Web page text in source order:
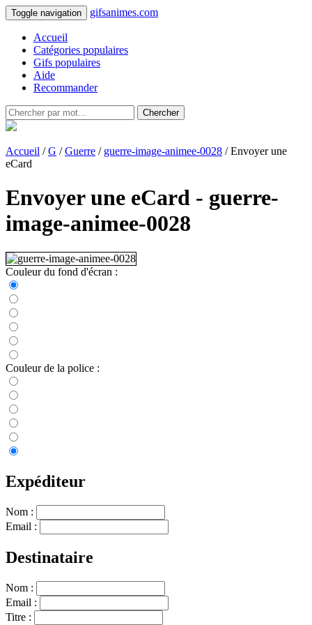
Toggle navigation gifsanimes.com
Accueil
Catégories populaires
Gifs populaires
Aide
Recommander
Chercher
Accueil /G /Guerre / guerre-image-animee-0028 / Envoyer une
eCard
Envoyer une eCard - guerre-
image-animee-0028
Couleur du fond d'écran :
Couleur de la police :
Expéditeur
Nom :
Email :
Destinataire
Nom :
Email :
Titre :